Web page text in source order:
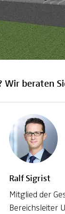
Wir beraten
Ralf Sigrist
Mitglied der
Bereichsleiter